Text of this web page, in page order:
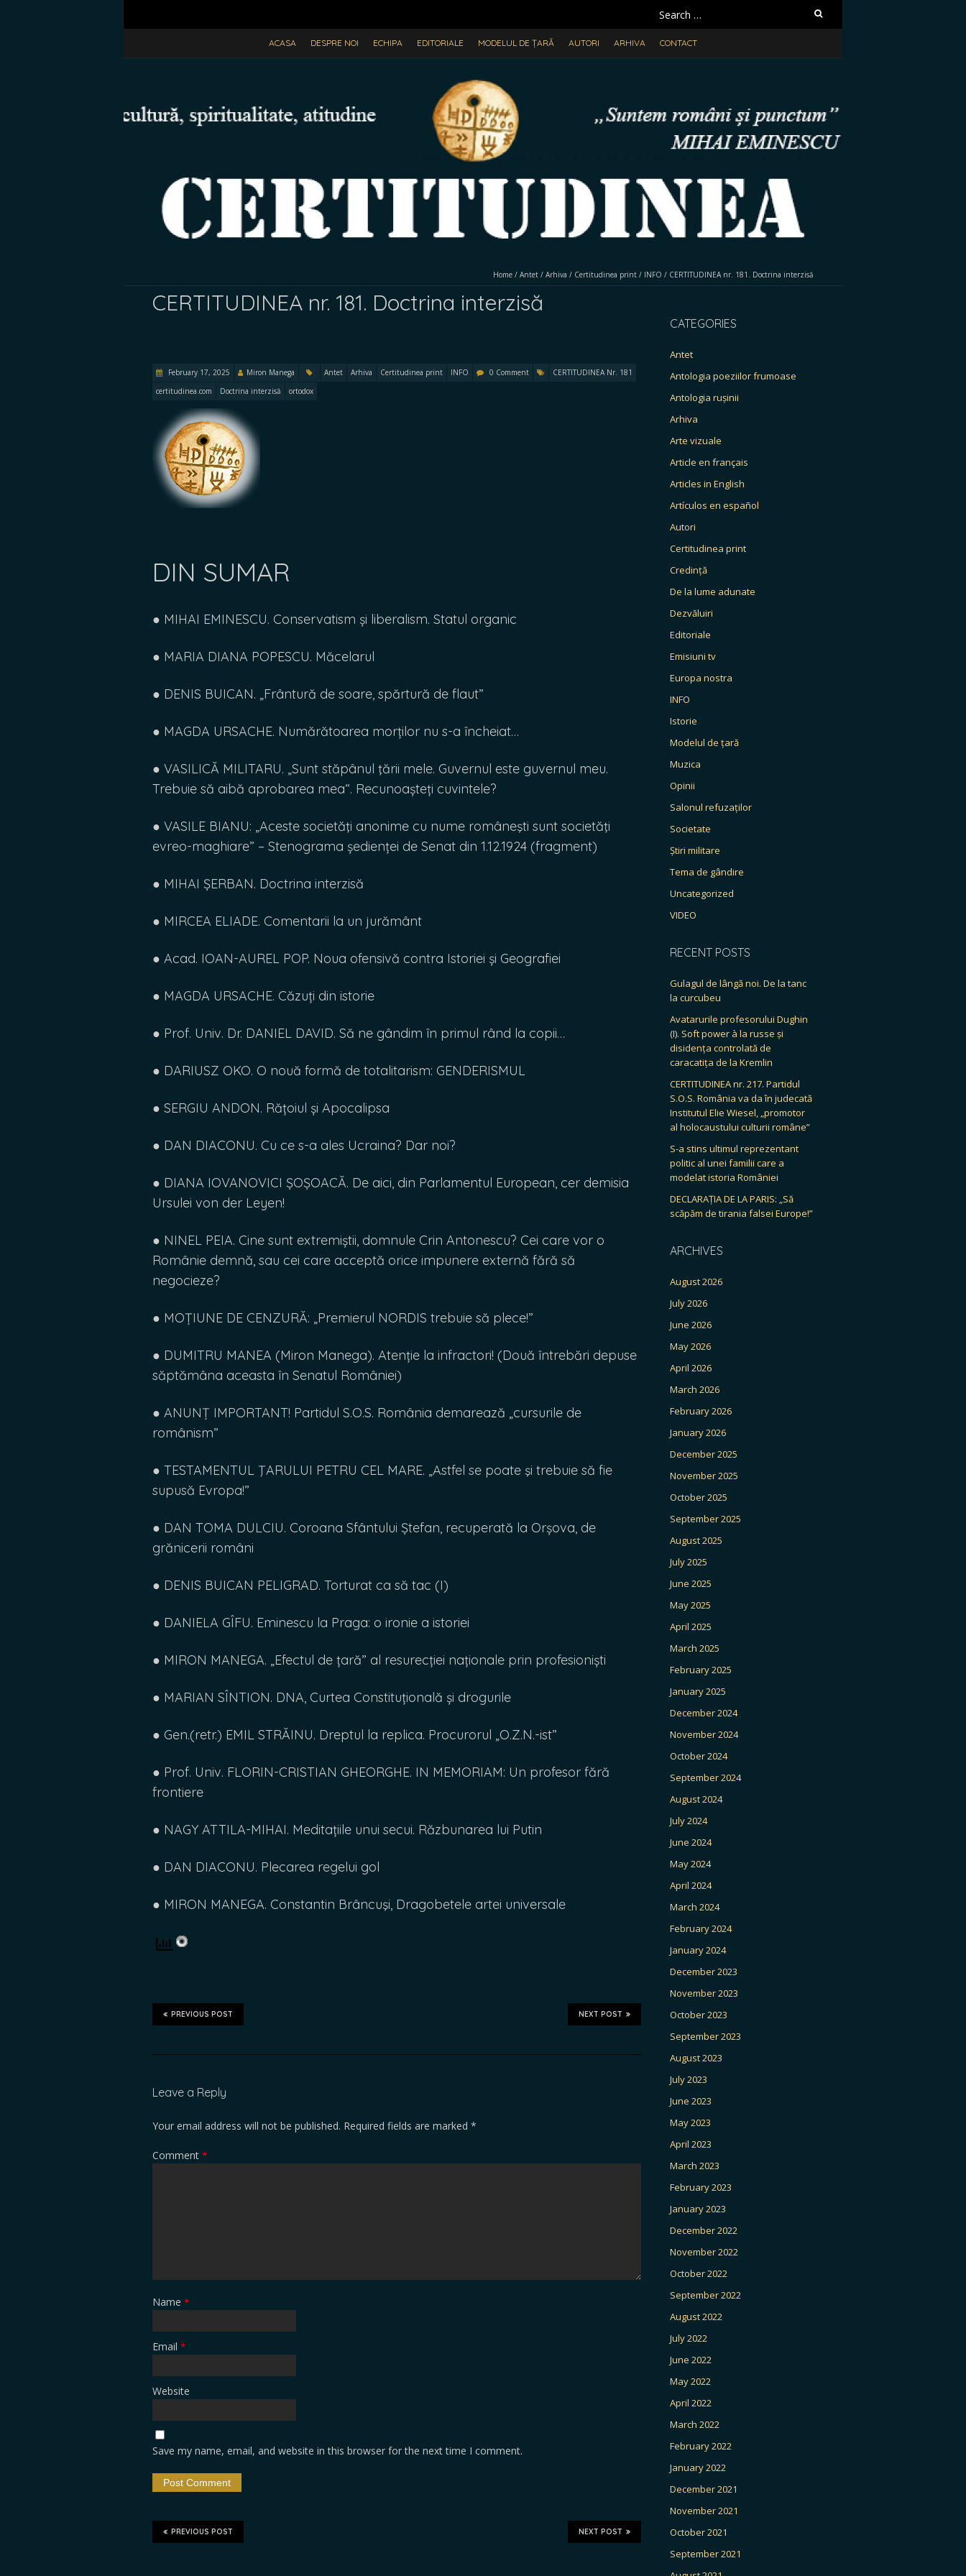
Search
for:
ACASA DESPRE NOI ECHIPA EDITORIALE MODELUL DE ȚARĂ AUTORI ARHIVA CONTACT
Home / Antet / Arhiva / Certitudinea print / INFO / CERTITUDINEA nr. 181. Doctrina interzisă
CERTITUDINEA nr. 181. Doctrina interzisă
February 17, 2025 Miron Manega Antet Arhiva Certitudinea print INFO 0 Comment
CERTITUDINEA Nr. 181
certitudinea.com
Doctrina interzisă ortodox
DIN SUMAR
● MIHAI EMINESCU. Conservatism și liberalism. Statul organic
● MARIA DIANA POPESCU. Măcelarul
● DENIS BUICAN. „Frântură de soare, spărtură de flaut”
● MAGDA URSACHE. Numărătoarea morților nu s-a încheiat…
● VASILICĂ MILITARU. „Sunt stăpânul ţării mele. Guvernul este guvernul meu.
Trebuie să aibă aprobarea mea“. Recunoașteți cuvintele?
● VASILE BIANU: „Aceste societăţi anonime cu nume româneşti sunt societăţi
evreo-maghiare” – Stenograma ședienței de Senat din 1.12.1924 (fragment)
● MIHAI ȘERBAN. Doctrina interzisă
● MIRCEA ELIADE. Comentarii la un jurământ
● Acad. IOAN-AUREL POP. Noua ofensivă contra Istoriei și Geografiei
● MAGDA URSACHE. Căzuți din istorie
● Prof. Univ. Dr. DANIEL DAVID. Să ne gândim în primul rând la copii…
● DARIUSZ OKO. O nouă formă de totalitarism: GENDERISMUL
● SERGIU ANDON. Rățoiul și Apocalipsa
● DAN DIACONU. Cu ce s-a ales Ucraina? Dar noi?
● DIANA IOVANOVICI ȘOȘOACĂ. De aici, din Parlamentul European, cer demisia
Ursulei von der Leyen!
● NINEL PEIA. Cine sunt extremiștii, domnule Crin Antonescu? Cei care vor o
Românie demnă, sau cei care acceptă orice impunere externă fără să
negocieze?
● MOȚIUNE DE CENZURĂ: „Premierul NORDIS trebuie să plece!”
● DUMITRU MANEA (Miron Manega). Atenție la infractori! (Două întrebări depuse
săptămâna aceasta în Senatul României)
● ANUNȚ IMPORTANT! Partidul S.O.S. România demarează „cursurile de
românism”
● TESTAMENTUL ŢARULUI PETRU CEL MARE. „Astfel se poate şi trebuie să fie
supusă Evropa!”
● DAN TOMA DULCIU. Coroana Sfântului Ștefan, recuperată la Orșova, de
grănicerii români
● DENIS BUICAN PELIGRAD. Torturat ca să tac (I)
● DANIELA GÎFU. Eminescu la Praga: o ironie a istoriei
● MIRON MANEGA. „Efectul de țară” al resurecției naționale prin profesioniști
● MARIAN SÎNTION. DNA, Curtea Constituțională și drogurile
● Gen.(retr.) EMIL STRĂINU. Dreptul la replica. Procurorul „O.Z.N.-ist”
● Prof. Univ. FLORIN-CRISTIAN GHEORGHE. IN MEMORIAM: Un profesor fără
frontiere
● NAGY ATTILA-MIHAI. Meditațiile unui secui. Răzbunarea lui Putin
● DAN DIACONU. Plecarea regelui gol
● MIRON MANEGA. Constantin Brâncuşi, Dragobetele artei universale
NEXT POST
PREVIOUS POST
Leave a Reply
Your email address will not be published. Required fields are marked *
Comment *
Name *
Email *
Website
Save my name, email, and website in this browser for the next time I comment.
NEXT POST
PREVIOUS POST
CATEGORIES
Antet
Antologia poeziilor frumoase
Antologia rușinii
Arhiva
Arte vizuale
Article en français
Articles in English
Artículos en español
Autori
Certitudinea print
Credință
De la lume adunate
Dezvăluiri
Editoriale
Emisiuni tv
Europa nostra
INFO
Istorie
Modelul de țară
Muzica
Opinii
Salonul refuzaților
Societate
Știri militare
Tema de gândire
Uncategorized
VIDEO
RECENT POSTS
Gulagul de lângă noi. De la tanc
la curcubeu
Avatarurile profesorului Dughin
(I). Soft power à la russe și
disidența controlată de
caracatița de la Kremlin
CERTITUDINEA nr. 217. Partidul
S.O.S. România va da în judecată
Institutul Elie Wiesel, „promotor
al holocaustului culturii române”
S-a stins ultimul reprezentant
politic al unei familii care a
modelat istoria României
DECLARAȚIA DE LA PARIS: „Să
scăpăm de tirania falsei Europe!”
ARCHIVES
August 2026
July 2026
June 2026
May 2026
April 2026
March 2026
February 2026
January 2026
December 2025
November 2025
October 2025
September 2025
August 2025
July 2025
June 2025
May 2025
April 2025
March 2025
February 2025
January 2025
December 2024
November 2024
October 2024
September 2024
August 2024
July 2024
June 2024
May 2024
April 2024
March 2024
February 2024
January 2024
December 2023
November 2023
October 2023
September 2023
August 2023
July 2023
June 2023
May 2023
April 2023
March 2023
February 2023
January 2023
December 2022
November 2022
October 2022
September 2022
August 2022
July 2022
June 2022
May 2022
April 2022
March 2022
February 2022
January 2022
December 2021
November 2021
October 2021
September 2021